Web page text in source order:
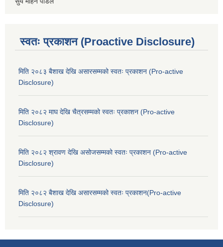
स्वतः प्रकाशन (Proactive Disclosure)
मिति २०८३ बैशाख देखि असारसम्मको स्वतः प्रकाशन (Pro-active
Disclosure)
मिति २०८२ माघ देखि चैत्रसम्मको स्वतः प्रकाशन (Pro-active
Disclosure)
मिति २०८२ श्रावण देखि असोजसम्मको स्वतः प्रकाशन (Pro-active
Disclosure)
मिति २०८२ बैशाख देखि असारसम्मको स्वतः प्रकाशन(Pro-active
Disclosure)